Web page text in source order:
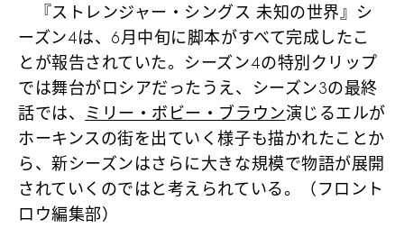
『ストレンジャー・シングス 未知の世界』シ
ーズン4は、6月中旬に脚本がすべて完成したこ
とが報告されていた。シーズン4の特別クリップ
では舞台がロシアだったうえ、シーズン3の最終
話では、ミリー・ボビー・ブラウン演じるエルが
ホーキンスの街を出ていく様子も描かれたことか
ら、新シーズンはさらに大きな規模で物語が展開
されていくのではと考えられている。（フロント
ロウ編集部）